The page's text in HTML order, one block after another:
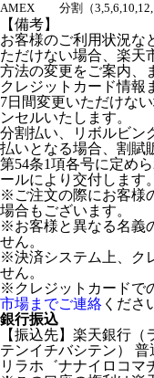
AMEX
分割（
【備考】
お客様のご利用状況な
ただけない場合、楽天
方法の変更をご案内、
クレジットカード情報
7日間変更いただけな
ンセルいたします。
分割払い、リボルビン
払いとなる場合、割賦
第54条1項各号に定め
ールにより交付します。
※ご注文の際にお客様
場合もございます。
※お客様と異なる名義
せん。
※決済システム上、ク
せん。
※クレジットカードで
市場までご連絡 くださ
銀行振込
【振込先】楽天銀行
テンイチバシテン） 普
リラホ゛ナナイロコマ